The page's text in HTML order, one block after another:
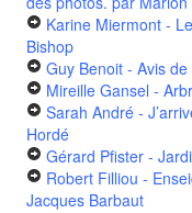
Karine Miermont -
Bishop
Guy Benoit - Avis
Mireille Gansel -
Sarah André -
Hordé
Gérard Pfister -
Robert Filliou -
Jacques Barbaut